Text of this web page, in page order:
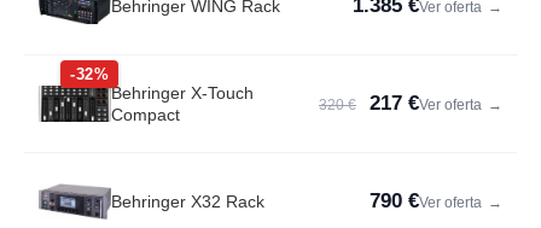
Behringer WING Rack 1.385 €Ver oferta →
-32%
Behringer X-Touch
Compact
320 € 217 €Ver oferta →
Behringer X32 Rack 790 €Ver oferta →